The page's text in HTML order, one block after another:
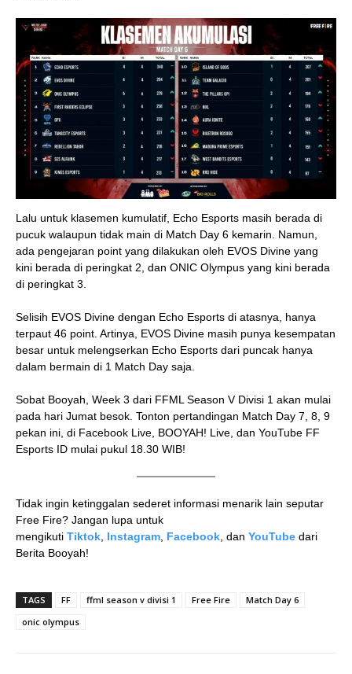
Lalu untuk klasemen kumulatif, Echo Esports masih berada di
pucuk walaupun tidak main di Match Day 6 kemarin. Namun,
ada pengejaran point yang dilakukan oleh EVOS Divine yang
kini berada di peringkat 2, dan ONIC Olympus yang kini berada
di peringkat 3.
Selisih EVOS Divine dengan Echo Esports di atasnya, hanya
terpaut 46 point. Artinya, EVOS Divine masih punya kesempatan
besar untuk melengserkan Echo Esports dari puncak hanya
dalam bermain di 1 Match Day saja.
Sobat Booyah, Week 3 dari FFML Season V Divisi 1 akan mulai
pada hari Jumat besok. Tonton pertandingan Match Day 7, 8, 9
pekan ini, di Facebook Live, BOOYAH! Live, dan YouTube FF
Esports ID mulai pukul 18.30 WIB!
Tidak ingin ketinggalan sederet informasi menarik lain seputar
Free Fire? Jangan lupa untuk
mengikuti Tiktok Instagram Facebook , dan YouTube dari
Berita Booyah!
TAGS FF ffml season v divisi 1 Free Fire
Match Day 6
onic olympus